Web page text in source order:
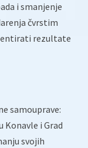
i smanjenje
čvrstim
rezultate
samouprave:
Konavle i Grad
svojih